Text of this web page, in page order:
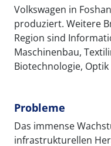
Volkswagen in
produziert. Weitere
Region sind
Maschinenbau,
Biotechnologie,
Probleme
Das immense
infrastrukturellen